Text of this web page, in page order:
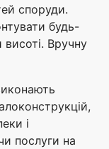
споруди.
будь-
висоті. Вручну
і
послуги на